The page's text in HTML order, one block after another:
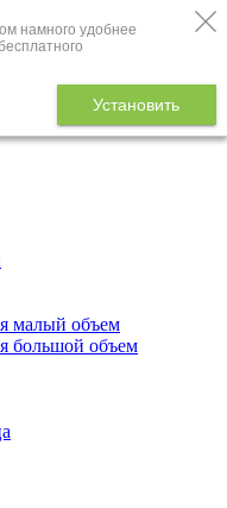
намного удобнее
Установить
малый объем
большой объем